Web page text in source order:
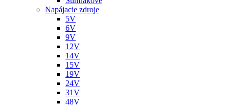
Napájacie zdroje
5V
6V
9V
12V
14V
15V
19V
24V
31V
48V